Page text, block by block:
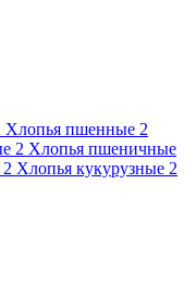
Хлопья пшенные 2
2 Хлопья пшеничные
2 Хлопья кукурузные 2